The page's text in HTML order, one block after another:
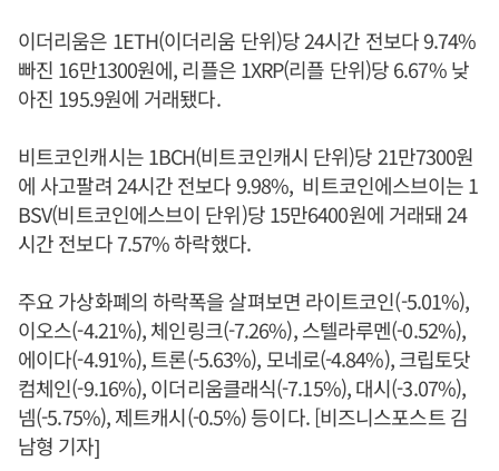
이더리움은 1ETH(이더리움 단위)당 24시간 전보다 9.74%
빠진 16만1300원에, 리플은 1XRP(리플 단위)당 6.67% 낮
아진 195.9원에 거래됐다.
비트코인캐시는 1BCH(비트코인캐시 단위)당 21만7300원
에 사고팔려 24시간 전보다 9.98%, 비트코인에스브이는 1
BSV(비트코인에스브이 단위)당 15만6400원에 거래돼 24
시간 전보다 7.57% 하락했다.
주요 가상화폐의 하락폭을 살펴보면 라이트코인(-5.01%),
이오스(-4.21%), 체인링크(-7.26%), 스텔라루멘(-0.52%),
에이다(-4.91%), 트론(-5.63%), 모네로(-4.84%), 크립토닷
컴체인(-9.16%), 이더리움클래식(-7.15%), 대시(-3.07%),
넴(-5.75%), 제트캐시(-0.5%) 등이다. [비즈니스포스트 김
남형 기자]